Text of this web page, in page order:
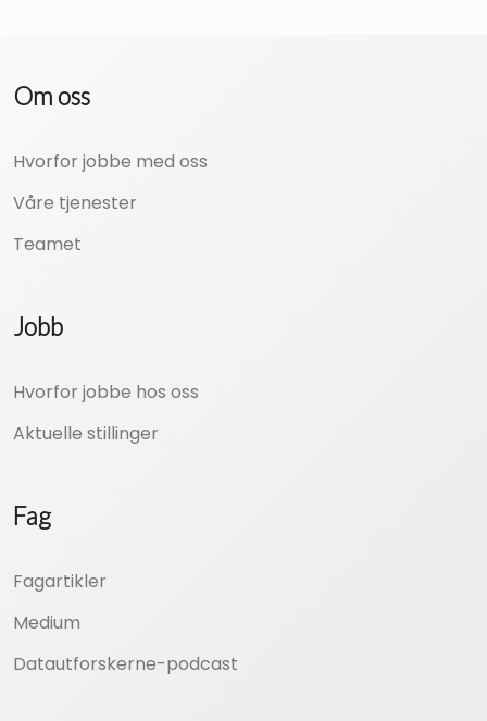
Om oss
Hvorfor jobbe med oss
Våre tjenester
Teamet
Jobb
Hvorfor jobbe hos oss
Aktuelle stillinger
Fag
Fagartikler
Medium
Datautforskerne-podcast